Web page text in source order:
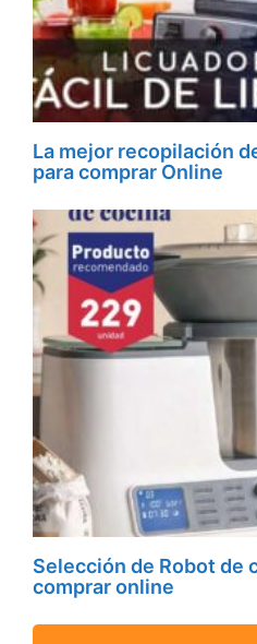
La mejor recopilación
para comprar Online
Selección de Robot de
comprar online